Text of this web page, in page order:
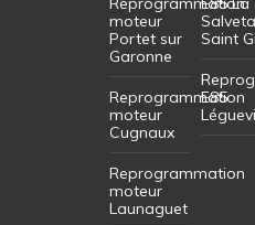
moteur
Portet sur
Garonne
Reprogrammation
moteur
Cugnaux
Reprogrammation
moteur
Launaguet
Saint
E85